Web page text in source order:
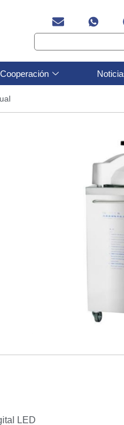
Cooperación
LED